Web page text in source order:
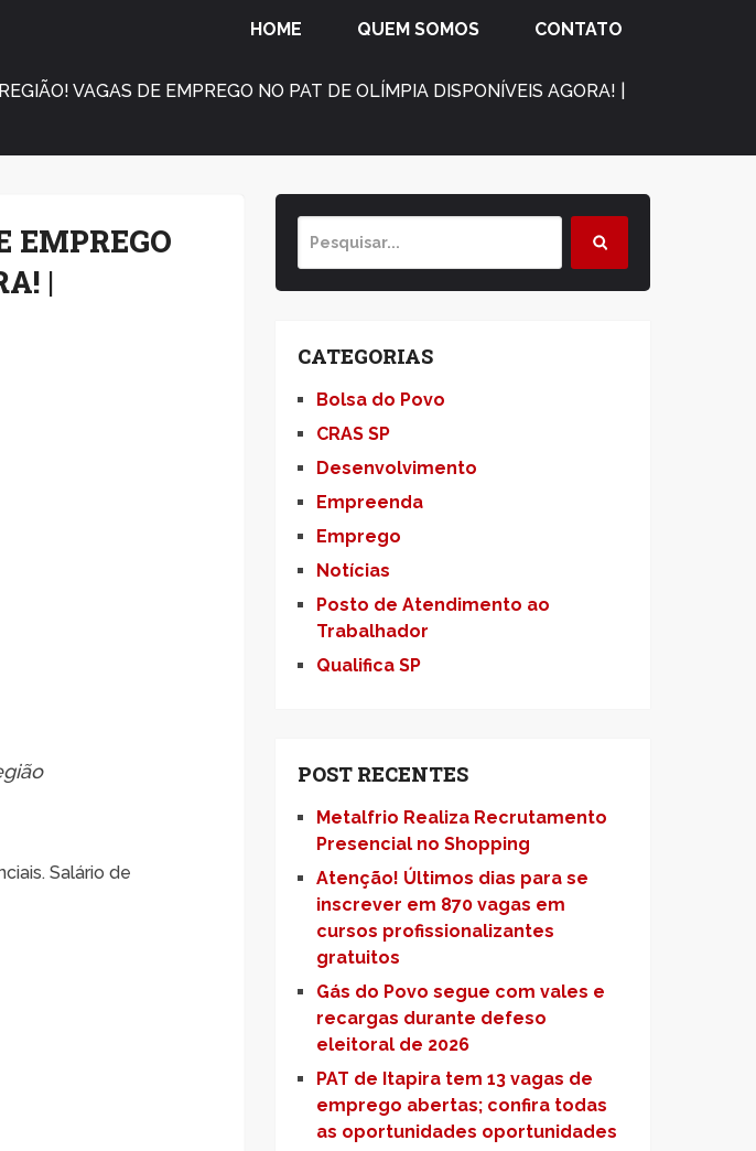
HOME QUEM SOMOS CONTATO
VAGAS DE EMPREGO NO PAT DE OLÍMPIA DISPONÍVEIS AGORA! |
EMPREGO
|
Salário de
CATEGORIAS
Bolsa do Povo
CRAS SP
Desenvolvimento
Empreenda
Emprego
Notícias
Posto de Atendimento ao
Trabalhador
Qualifica SP
POST RECENTES
Metalfrio Realiza Recrutamento
Presencial no Shopping
Atenção! Últimos dias para se
inscrever em 870 vagas em
cursos profissionalizantes
gratuitos
Gás do Povo segue com vales e
recargas durante defeso
eleitoral de 2026
PAT de Itapira tem 13 vagas de
emprego abertas; confira todas
as oportunidades oportunidades